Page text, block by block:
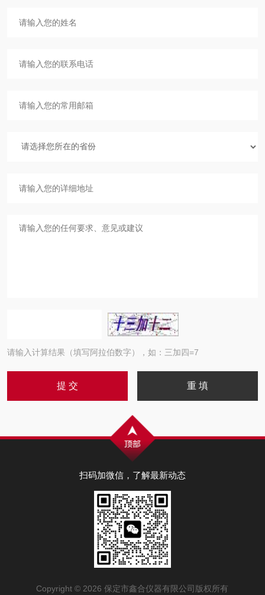
请输入计算结果（填写阿拉伯数字），如：三加四=7
扫码加微信，了解最新动态
Copyright © 2026 保定市鑫合仪器有限公司版权所有